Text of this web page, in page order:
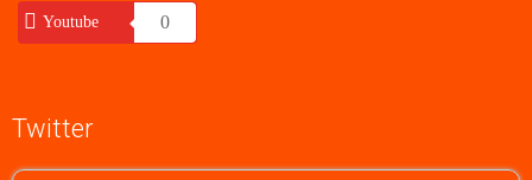
Youtube 0
Twitter